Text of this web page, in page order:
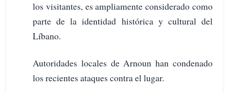
los visitantes, es ampliamente considerado como
parte de la identidad histórica y cultural del
Líbano.
Autoridades locales de Arnoun han condenado
los recientes ataques contra el lugar.